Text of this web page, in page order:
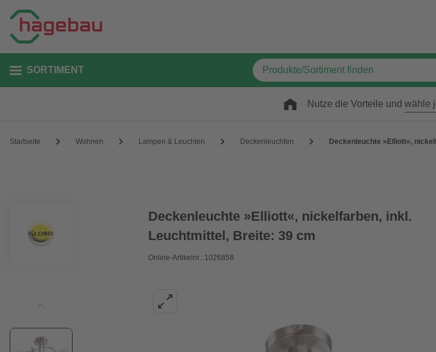
SORTIMENT
Nutze die Vorteile und wähle
Startseite Wohnen Lampen & Leuchten Deckenleuchten Deckenleuchte »Elliott«,
Deckenleuchte »Elliott«, nickelfarben, inkl.
Leuchtmittel, Breite: 39 cm
Online-Artikelnr.: 1026858